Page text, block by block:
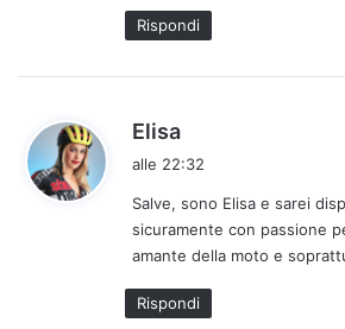
t
o
Rispondi
Elisa
a
e
t
t
o
:
alle 22:32
Salve, sono Elisa e sarei
sicuramente con passione
amante della moto e
Rispondi